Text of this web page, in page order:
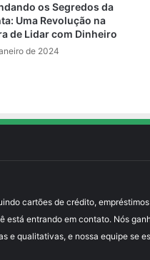
os Segredos da
Uma Revolução na
de Lidar com Dinheiro
de 2024
cartões de crédito,
entrando em contato. Nós
qualitativas, e nossa equipe se